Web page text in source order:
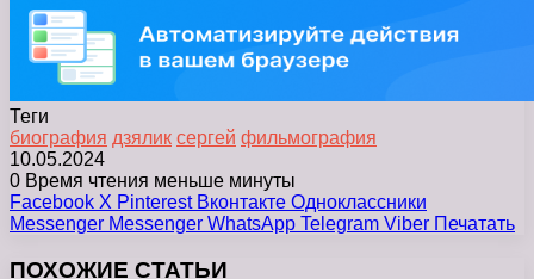
Теги
биография дзялик сергей фильмография
10.05.2024
0 Время чтения меньше минуты
Facebook X Pinterest Вконтакте Одноклассники
Messenger Messenger WhatsApp Telegram Viber Печатать
ПОХОЖИЕ СТАТЬИ